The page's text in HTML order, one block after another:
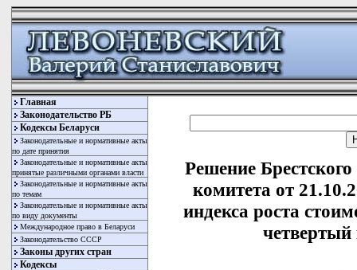
Главная
Законодательство РБ
Кодексы Беларуси
Законодательные и нормативные акты
по дате принятия
Законодательные и нормативные акты
принятые различными органами власти
Законодательные и нормативные акты
по темам
Законодательные и нормативные акты
по виду документы
Международное право в Беларуси
Законодательство СССР
Законы других стран
Кодексы
Решение
комитета от
индекса роста
четвертый